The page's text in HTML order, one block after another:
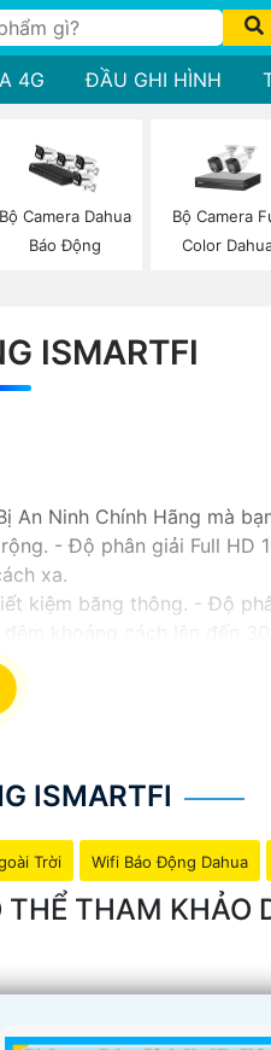
4G ĐẦU GHI HÌNH
Bộ Camera Dahua
Báo Động
Bộ Camera
Color
ISMARTFI
An Ninh Chính Hãng mà
- Độ phân giải Full HD
xa.
kiệm băng thông. - Độ
chất lượng hình ảnh cao.
3D. - Giá phải chăng
lắp đặt của bạn. Bạn có
ISMARTFI
Trời Wifi Báo Động Dahua
THAM KHẢO